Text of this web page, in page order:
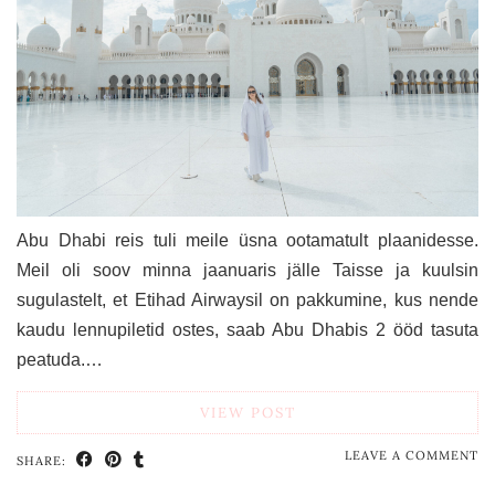
Abu Dhabi reis tuli meile üsna ootamatult plaanidesse.
Meil oli soov minna jaanuaris jälle Taisse ja kuulsin
sugulastelt, et Etihad Airwaysil on pakkumine, kus nende
kaudu lennupiletid ostes, saab Abu Dhabis 2 ööd tasuta
peatuda.…
VIEW POST
SHARE: LEAVE A COMMENT